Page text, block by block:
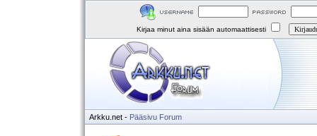
Kirjaa minut aina sisään automaattisesti
Arkku.net - Pääsivu Forum